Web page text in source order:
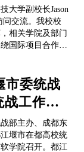
大学副校长Jason
问交流。我校校
相关学院及部门
国际项目合作、
，张应辉校长代
士一行的到来表
理念与...
市委统战
战工作联
部主办、成都东
堰市在都高校统
学院召开。都江